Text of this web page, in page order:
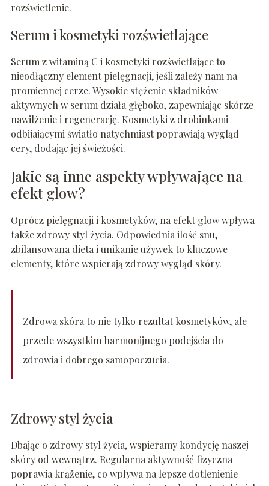
rozświetlenie.
Serum i kosmetyki rozświetlające
Serum z witaminą C i kosmetyki rozświetlające to
nieodłączny element pielęgnacji, jeśli zależy nam na
promiennej cerze. Wysokie stężenie składników
aktywnych w serum działa głęboko, zapewniając skórze
nawilżenie i regenerację. Kosmetyki z drobinkami
odbijającymi światło natychmiast poprawiają wygląd
cery, dodając jej świeżości.
Jakie są inne aspekty wpływające na
efekt glow?
Oprócz pielęgnacji i kosmetyków, na efekt glow wpływa
także zdrowy styl życia. Odpowiednia ilość snu,
zbilansowana dieta i unikanie używek to kluczowe
elementy, które wspierają zdrowy wygląd skóry.
Zdrowa skóra to nie tylko rezultat kosmetyków, ale
przede wszystkim harmonijnego podejścia do
zdrowia i dobrego samopoczucia.
Zdrowy styl życia
Dbając o zdrowy styl życia, wspieramy kondycję naszej
skóry od wewnątrz. Regularna aktywność fizyczna
poprawia krążenie, co wpływa na lepsze dotlenienie